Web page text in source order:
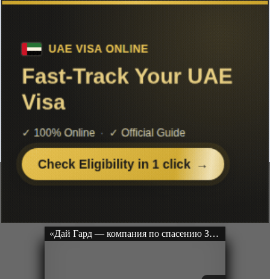
Список аниме 1999 года
Чтобы не терять с нами связь,
подписывайся на нашTelegram
«Дай Гард — компания по спасению Земли» ТВ-1